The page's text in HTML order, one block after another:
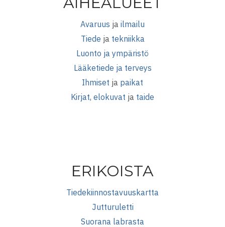
Avaruus ja ilmailu
Tiede ja tekniikka
Luonto ja ympäristö
Lääketiede ja terveys
Ihmiset ja paikat
Kirjat, elokuvat ja taide
ERIKOISTA
Tiedekiinnostavuuskartta
Jutturuletti
Suorana labrasta